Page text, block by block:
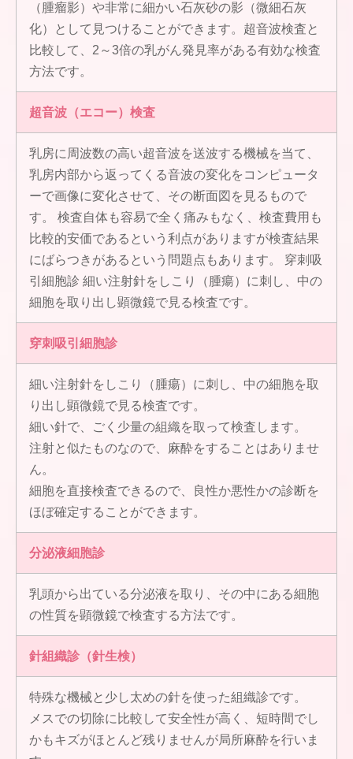
（腫瘤影）や非常に細かい石灰砂の影（微細石灰
化）として見つけることができます。超音波検査と
比較して、2～3倍の乳がん発見率がある有効な検査
方法です。
超音波（エコー）検査
乳房に周波数の高い超音波を送波する機械を当て、
乳房内部から返ってくる音波の変化をコンピュータ
ーで画像に変化させて、その断面図を見るもので
す。 検査自体も容易で全く痛みもなく、検査費用も
比較的安価であるという利点がありますが検査結果
にばらつきがあるという問題点もあります。 穿刺吸
引細胞診 細い注射針をしこり（腫瘍）に刺し、中の
細胞を取り出し顕微鏡で見る検査です。
穿刺吸引細胞診
細い注射針をしこり（腫瘍）に刺し、中の細胞を取
り出し顕微鏡で見る検査です。
細い針で、ごく少量の組織を取って検査します。
注射と似たものなので、麻酔をすることはありませ
ん。
細胞を直接検査できるので、良性か悪性かの診断を
ほぼ確定することができます。
分泌液細胞診
乳頭から出ている分泌液を取り、その中にある細胞
の性質を顕微鏡で検査する方法です。
針組織診（針生検）
特殊な機械と少し太めの針を使った組織診です。
メスでの切除に比較して安全性が高く、短時間でし
かもキズがほとんど残りませんが局所麻酔を行いま